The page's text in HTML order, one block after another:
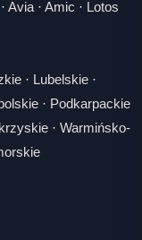
Avia · Amic · Lotos
· Lubelskie ·
· Podkarpackie
· Warmińsko-